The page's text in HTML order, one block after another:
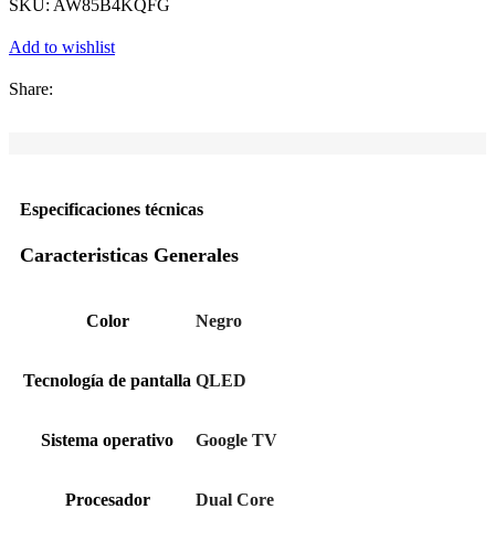
SKU: AW85B4KQFG
Add to wishlist
Share:
Especificaciones técnicas
Caracteristicas Generales
Color Negro
Tecnología de pantalla QLED
Sistema operativo Google TV
Procesador Dual Core